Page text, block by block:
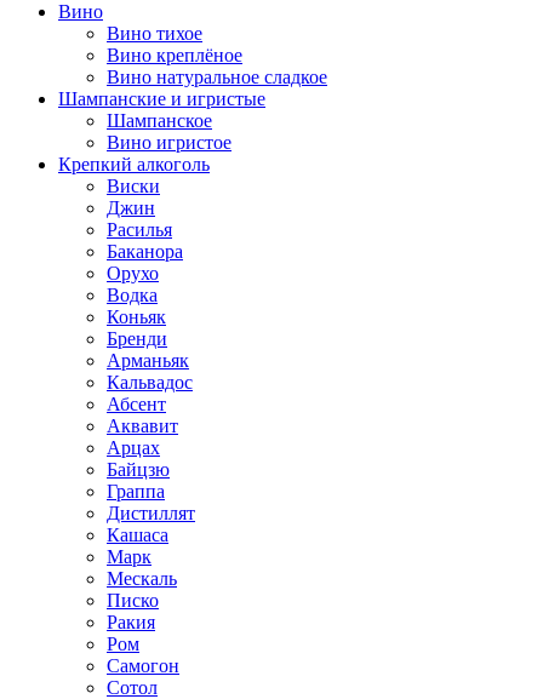
Вино
Вино тихое
Вино креплёное
Вино натуральное сладкое
Шампанские и игристые
Шампанское
Вино игристое
Крепкий алкоголь
Виски
Джин
Расилья
Баканора
Орухо
Водка
Коньяк
Бренди
Арманьяк
Кальвадос
Абсент
Аквавит
Арцах
Байцзю
Граппа
Дистиллят
Кашаса
Марк
Мескаль
Писко
Ракия
Ром
Самогон
Сотол